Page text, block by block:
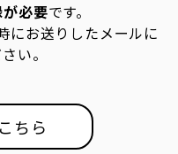
必要です。
にお送りしたメールに
い。
ちら